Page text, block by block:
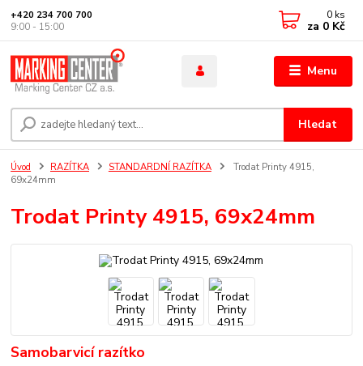
Menu
Hledat
+420 234 700 700
9:00 - 15:00
0 ks
za 0 Kč
Úvod RAZÍTKA STANDARDNÍ RAZÍTKA
Trodat Printy 4915,
69x24mm
Trodat Printy 4915, 69x24mm
Samobarvicí razítko